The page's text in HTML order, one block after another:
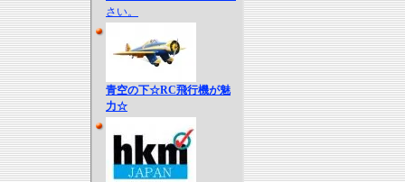
さい。
青空の下☆RC飛行機が魅
力☆